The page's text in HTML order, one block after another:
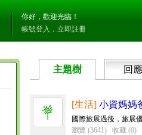
你好，歡迎光臨！
帳號登入 ． 立即註冊
主題樹 回應
[生活] 小資媽媽
國際旅展過後，旅展
瀏覽 (3641)
收藏 (0)